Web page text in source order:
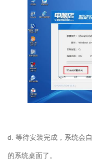
d. 等待安装完成，系统会
的系统桌面了。